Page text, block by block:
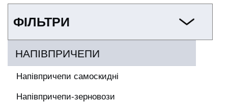
ФІЛЬТРИ
НАПІВПРИЧЕПИ
Напівпричепи самоскидні
Напівпричепи-зерновози